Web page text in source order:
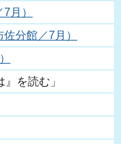
月）
分館／7月）
を読む」